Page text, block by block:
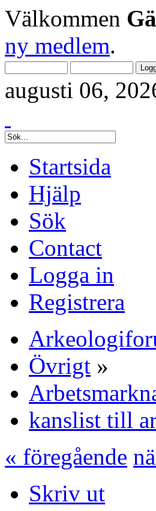
Välkommen
ny medlem.
augusti 06,
Startsida
Hjälp
Sök
Contact
Logga in
Registrera
Övrigt »
kanslist till
« föregående
Skriv ut